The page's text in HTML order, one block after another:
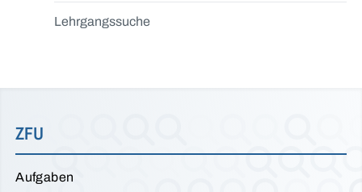
Lehrgangssuche
ZFU
Aufgaben